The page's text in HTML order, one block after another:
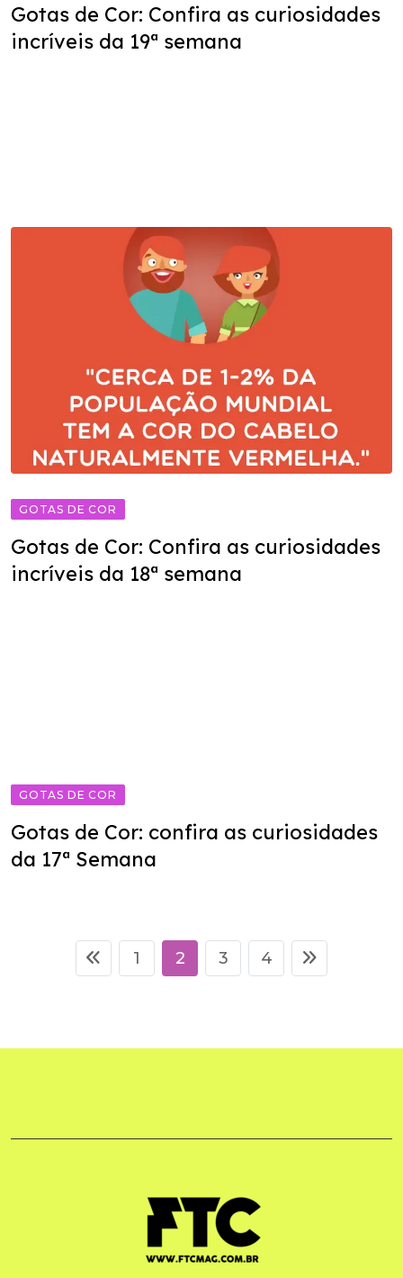
Gotas de Cor: Confira as curiosidades
incríveis da 19ª semana
GOTAS DE COR
Gotas de Cor: Confira as curiosidades
incríveis da 18ª semana
GOTAS DE COR
Gotas de Cor: confira as curiosidades
da 17ª Semana
1 2 3 4